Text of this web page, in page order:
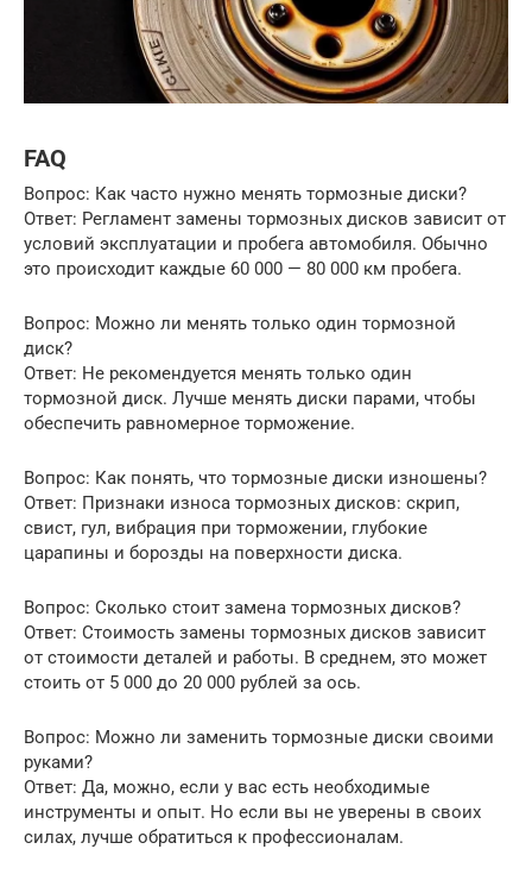
FAQ
Вопрос: Как часто нужно менять тормозные диски?
Ответ: Регламент замены тормозных дисков зависит от
условий эксплуатации и пробега автомобиля. Обычно
это происходит каждые 60 000 — 80 000 км пробега.
Вопрос: Можно ли менять только один тормозной
диск?
Ответ: Не рекомендуется менять только один
тормозной диск. Лучше менять диски парами, чтобы
обеспечить равномерное торможение.
Вопрос: Как понять, что тормозные диски изношены?
Ответ: Признаки износа тормозных дисков: скрип,
свист, гул, вибрация при торможении, глубокие
царапины и борозды на поверхности диска.
Вопрос: Сколько стоит замена тормозных дисков?
Ответ: Стоимость замены тормозных дисков зависит
от стоимости деталей и работы. В среднем, это может
стоить от 5 000 до 20 000 рублей за ось.
Вопрос: Можно ли заменить тормозные диски своими
руками?
Ответ: Да, можно, если у вас есть необходимые
инструменты и опыт. Но если вы не уверены в своих
силах, лучше обратиться к профессионалам.